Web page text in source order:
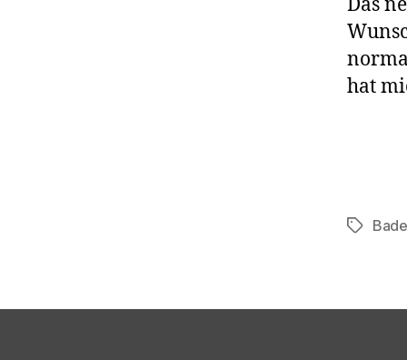
Das
hat